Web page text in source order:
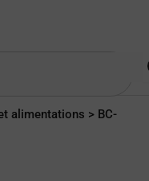
alimentations > BC-